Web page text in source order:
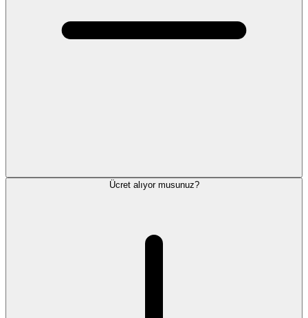
Ücret alıyor musunuz?